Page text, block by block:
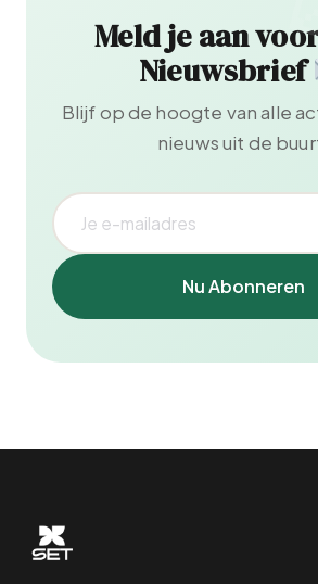
Meld je aan
Nieuwsbrief
Blijf op de hoogte van alle
nieuws uit de
Nu Abonneren